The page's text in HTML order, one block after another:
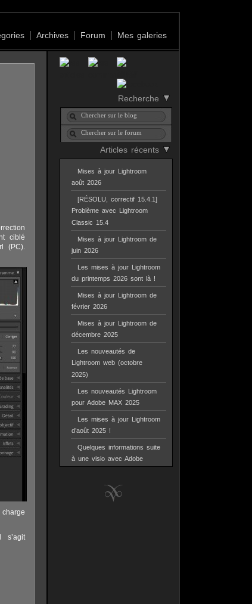
Archives Forum Mes galeries
Recherche
Articles récents
Mises à jour Lightroom
août 2026
[RÉSOLU, correctif 15.4.1]
Problème avec Lightroom
Classic 15.4
Mises à jour Lightroom de
juin 2026
Les mises à jour Lightroom
du printemps 2026 sont là !
Mises à jour Lightroom de
février 2026
Mises à jour Lightroom de
décembre 2025
Les nouveautés de
Lightroom web (octobre
2025)
Les nouveautés Lightroom
pour Adobe MAX 2025
Les mises à jour Lightroom
d’août 2025 !
Quelques informations suite
à une visio avec Adobe
ciblé
(PC).
s’agit